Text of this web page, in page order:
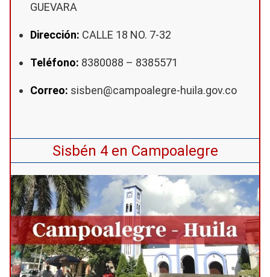
GUEVARA
Dirección: CALLE 18 NO. 7-32
Teléfono: 8380088 – 8385571
Correo: sisben@campoalegre-huila.gov.co
Sisbén 4 en Campoalegre